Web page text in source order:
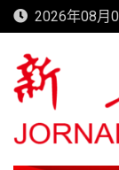
Skip
to
content
2026年08月